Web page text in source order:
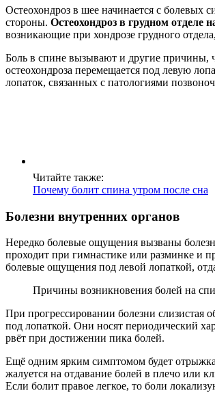
Остеохондроз в шее начинается с болевых
стороны. Остеохондроз в грудном отделе
возникающие при хондрозе грудного
Боль в спине вызывают и другие причины,
остеохондроза перемещается под левую
лопаток, связанных с патологиями
Читайте также:
Почему болит спина утром после сна
Болезни внутренних органов
Нередко болевые ощущения вызваны
проходит при гимнастике или разминке и
болевые ощущения под левой лопаткой,
Причины возникновения болей на
При прогрессировании болезни слизистая
под лопаткой. Они носят периодический
рвёт при достижении пика болей.
Ещё одним ярким симптомом будет
жалуется на отдавание болей в плечо или
Если болит правое легкое, то боли